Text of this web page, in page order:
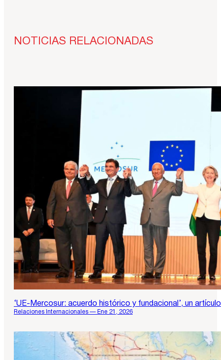
NOTICIAS RELACIONADAS
‘UE-Mercosur: acuerdo histórico y fundacional’, un
Relaciones Internacionales — Ene 21, 2026